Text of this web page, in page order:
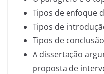
Tipos de enfoque
Tipos de
Tipos de
A dissertação
proposta de